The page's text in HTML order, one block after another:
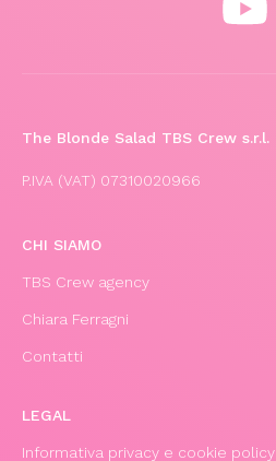
The Blonde Salad TBS Crew s.r.l.
P.IVA (VAT) 07310020966
CHI SIAMO
TBS Crew agency
Chiara Ferragni
Contatti
LEGAL
Informativa privacy e cookie policy